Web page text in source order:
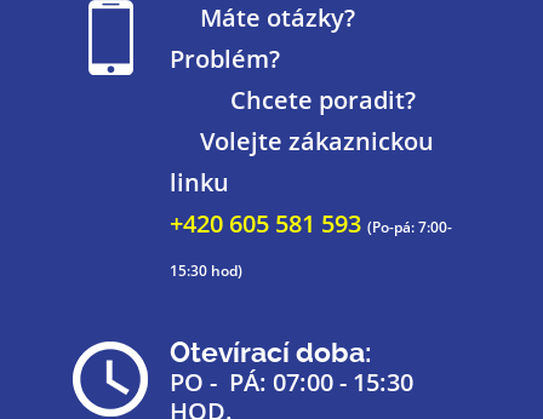
Máte otázky?
Problém?
Chcete poradit?
Volejte zákaznickou
linku
+420 605 581 593 (Po-pá: 7:00-
15:30 hod)
Otevírací doba:
PO - PÁ: 07:00 - 15:30
HOD.